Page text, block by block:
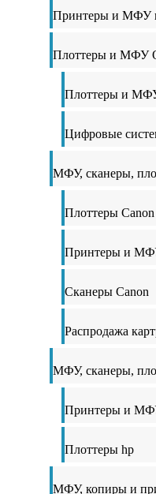
Принтеры и МФУ
Плоттеры и МФУ
Плоттеры и
Цифровые
МФУ, сканеры,
Плоттеры Canon
Принтеры и
Сканеры Canon
Распродажа
МФУ, сканеры,
Принтеры и
Плоттеры hp
МФУ, копиры и